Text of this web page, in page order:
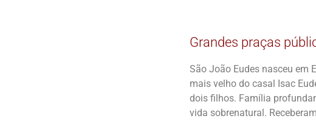
Grandes praças
São João Eudes nasceu em
mais velho do casal Isac
dois filhos. Família
vida sobrenatural.